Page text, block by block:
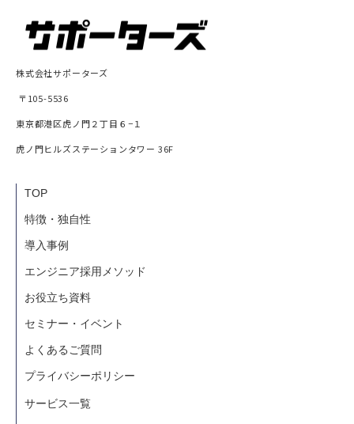
株式会社サポーターズ
〒105-5536
東京都港区虎ノ門２丁目６−１
虎ノ門ヒルズステーションタワー 36F
TOP
特徴・独自性
導入事例
エンジニア採用メソッド
お役立ち資料
セミナー・イベント
よくあるご質問
プライバシーポリシー
サービス一覧